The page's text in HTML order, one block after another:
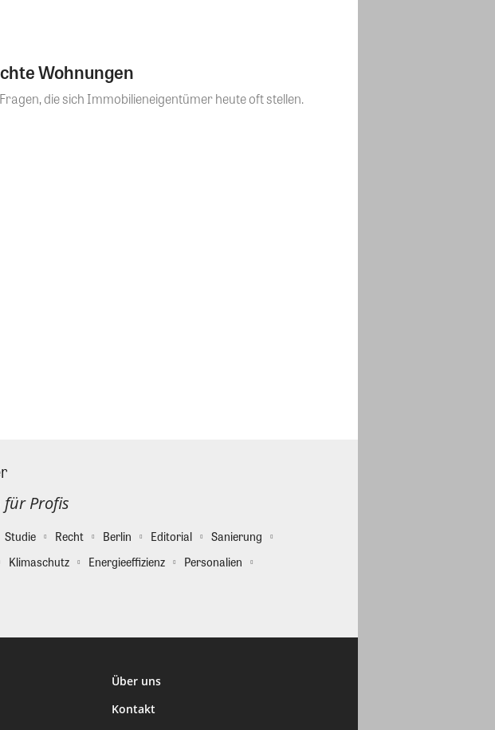
Wohnungen
die sich Immobilieneigentümer heute oft stellen.
für Profis
Studie Recht Berlin Editorial
Sanierung
Klimaschutz Energieeffizienz
Personalien
Über uns
Kontakt